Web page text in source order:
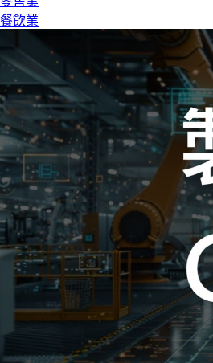
餐飲業